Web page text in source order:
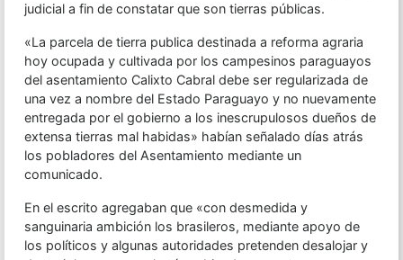
judicial a fin de constatar que son tierras públicas.
«La parcela de tierra publica destinada a reforma agraria
hoy ocupada y cultivada por los campesinos paraguayos
del asentamiento Calixto Cabral debe ser regularizada de
una vez a nombre del Estado Paraguayo y no nuevamente
entregada por el gobierno a los inescrupulosos dueños de
extensa tierras mal habidas» habían señalado días atrás
los pobladores del Asentamiento mediante un
comunicado.
En el escrito agregaban que «con desmedida y
sanguinaria ambición los brasileros, mediante apoyo de
los políticos y algunas autoridades pretenden desalojar y